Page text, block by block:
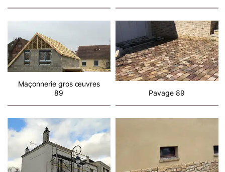
Maçonnerie gros œuvres
89
Pavage 89